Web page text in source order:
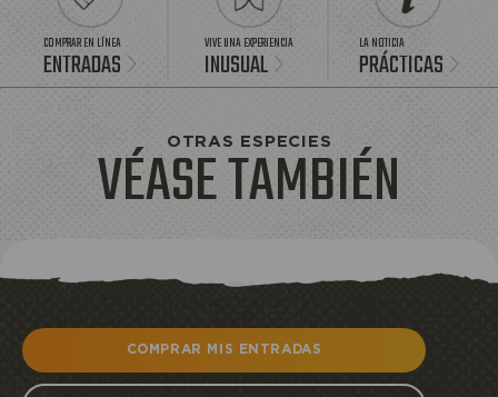
COMPRAR EN LÍNEA
ENTRADAS
VIVE UNA EXPERIENCIA
INUSUAL
LA NOTICIA
PRÁCTICAS
OTRAS ESPECIES
VÉASE TAMBIÉN
COMPRAR MIS ENTRADAS